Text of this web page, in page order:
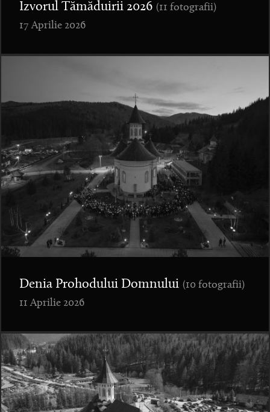
Izvorul Tămăduirii 2026 (11 fotografii)
17 Aprilie 2026
Denia Prohodului Domnului (10 fotografii)
11 Aprilie 2026